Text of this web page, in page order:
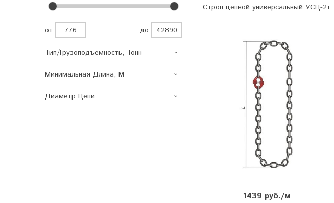
от до
Тип/грузоподъемность, Тонн
Минимальная Длина, М
Диаметр Цепи
Строп цепной универсальный УСЦ-2т
1439 руб./м